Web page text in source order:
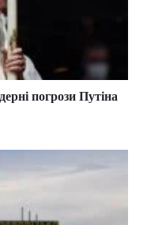
погрози Путіна